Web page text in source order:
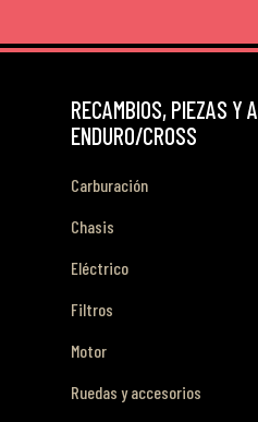
RECAMBIOS, PIEZAS Y
ENDURO/CROSS
Carburación
Chasis
Eléctrico
Filtros
Motor
Ruedas y accesorios